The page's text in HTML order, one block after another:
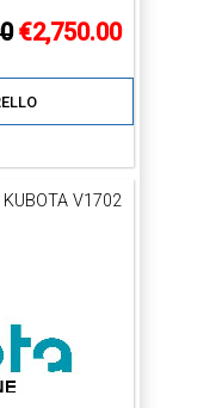
€2,750.00
KUBOTA V1702